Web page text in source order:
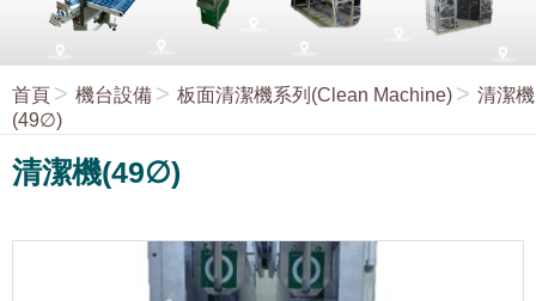
首頁 機台設備 板面清潔機系列(Clean Machine)
清潔機
(49∅)
清潔機(49∅)